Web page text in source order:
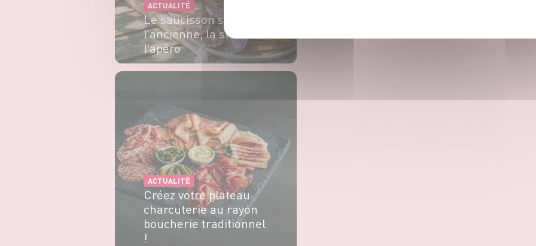
ACTUALITÉ
Le saucisson sec à
l’ancienne, la star de
l’apéro
ACTUALITÉ
Créez votre plateau
charcuterie au rayon
boucherie traditionnel
!